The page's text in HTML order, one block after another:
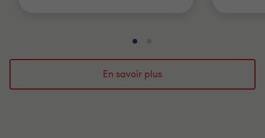
Aller
à
la
diapositive
à
la
diapositive
En savoir plus